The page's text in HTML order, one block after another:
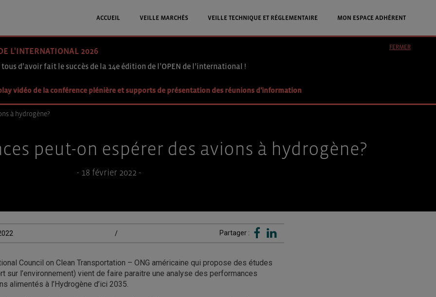
ACCUEIL VEILLE MARCHÉS VEILLE TECHNIQUE ET RÉGLEMENTAIRE MON ESPACE ADHÉRENT
L'INTERNATIONAL 2026
d’avoir fait le succès de la 14e édition de l’OPEN de l’international !
vidéo de la conférence plénière et supports de présentation des réunions d'information
FERMER
à hydrogène?
peut-on espérer des avions à hydrogène?
- 18 février 2022 -
/ Partager :
Council on Clean Transportation – ONG américaine qui propose des études
sur l’environnement) vient de faire paraitre une analyse des performances
alimentés à l’Hydrogène d’ici 2035.